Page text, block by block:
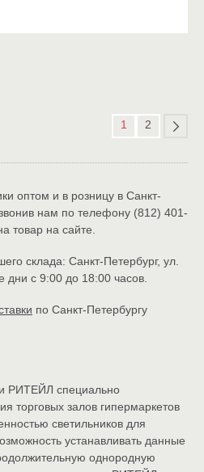
1 2
оптом и в розницу в Санкт-
нам по телефону (812) 401-
товар на сайте.
склада: Санкт-Петербург, ул.
дни с 9:00 до 18:00 часов.
по Санкт-Петербургу
РИТЕЙЛ специально
торговых залов гипермаркетов
светильников для
устанавливать данные
однородную